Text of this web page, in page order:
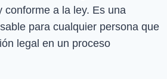
conforme a la ley. Es una
para cualquier persona que
legal en un proceso